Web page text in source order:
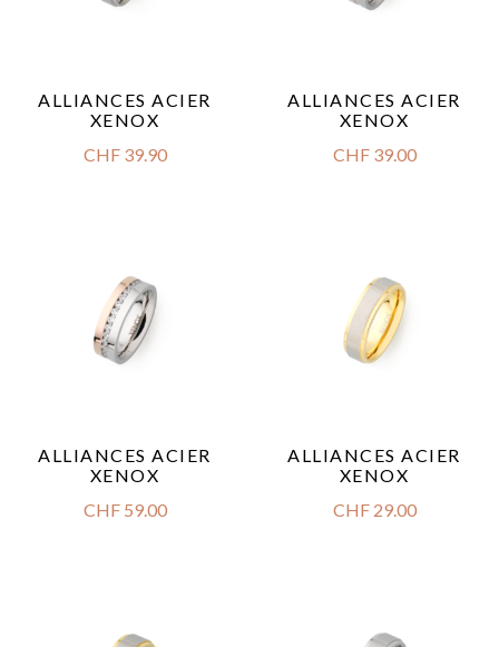
ALLIANCES ACIER
XENOX
CHF39.90
ALLIANCES ACIER
XENOX
CHF39.00
ALLIANCES ACIER
XENOX
CHF59.00
ALLIANCES ACIER
XENOX
CHF29.00